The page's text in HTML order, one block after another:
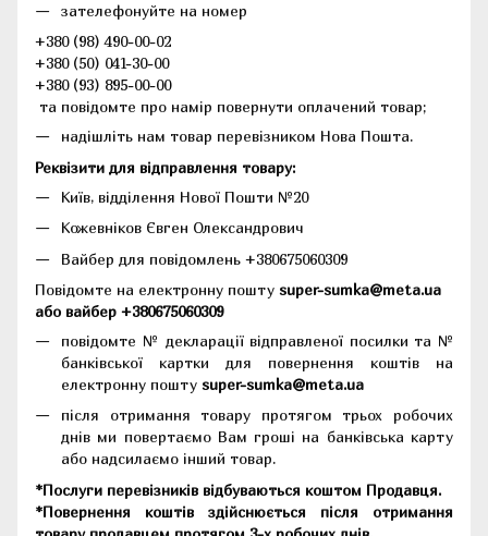
зателефонуйте на номер
+380 (98) 490-00-02
+380 (50) 041-30-00
+380 (93) 895-00-00
та повідомте про намір повернути оплачений товар;
надішліть нам товар перевізником Нова Пошта.
Реквізити для відправлення товару:
Київ, відділення Нової Пошти №20
Кожевніков Євген Олександрович
Вайбер для повідомлень +380675060309
Повідомте на електронну пошту super-sumka@meta.ua
або вайбер +380675060309
повідомте № декларації відправленої посилки та №
банківської картки для повернення коштів на
електронну пошту super-sumka@meta.ua
після отримання товару протягом трьох робочих
днів ми повертаємо Вам гроші на банківська карту
або надсилаємо інший товар.
*Послуги перевізників відбуваються коштом Продавця.
*Повернення коштів здійснюється після отримання